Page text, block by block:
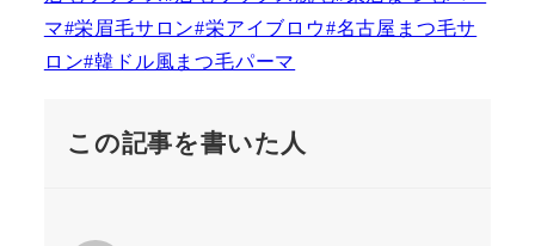
この記事を書いた人